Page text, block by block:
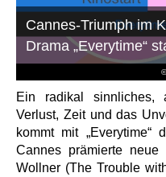
Cannes-Triumph im
Drama „Everytime“
Ein radikal sinnliches,
Verlust, Zeit und das
kommt mit
Cannes prämierte
Wollner (The Trouble